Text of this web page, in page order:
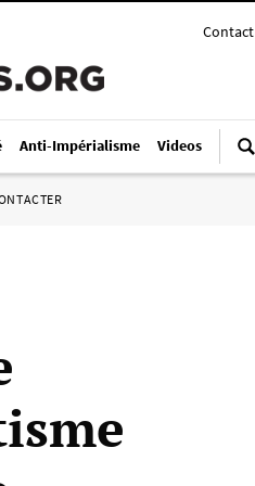
Contact
Anti-Impérialisme Videos